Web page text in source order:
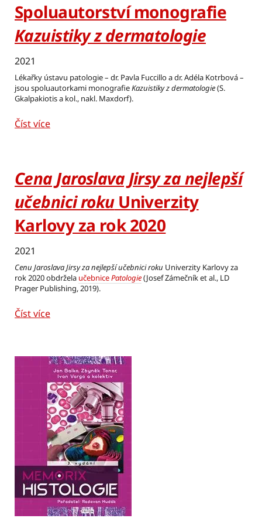
Spoluautorství monografie
Kazuistiky z dermatologie
2021
Lékařky ústavu patologie – dr. Pavla Fuccillo a dr. Adéla Kotrbová –
jsou spoluautorkami monografieKazuistiky z dermatologie(S.
Gkalpakiotis a kol., nakl. Maxdorf).
Číst více
Cena Jaroslava Jirsy za nejlepší
učebnici rokuUniverzity
Karlovy za rok 2020
2021
Cenu Jaroslava Jirsy za nejlepší učebnici roku Univerzity Karlovy za
rok 2020 obdržela učebnicePatologie(Josef Zámečník et al., LD
Prager Publishing, 2019).
Číst více